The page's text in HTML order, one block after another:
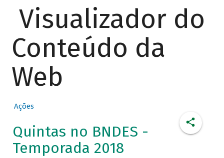
Visualizador do
Conteúdo da
Web
Ações
Quintas no BNDES -
Temporada 2018